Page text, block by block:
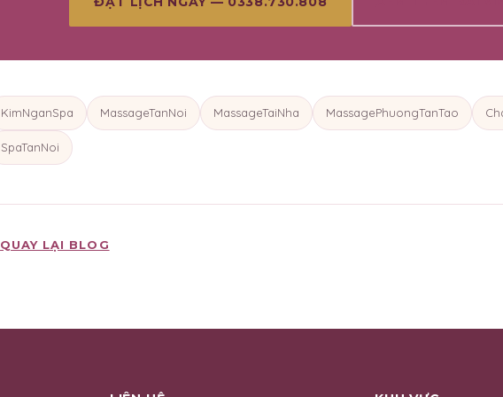
KimNganSpa MassageTanNoi MassageTaiNha MassagePhuongTanTao
SpaTanNoi
QUAY LẠI BLOG